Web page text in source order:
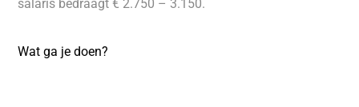
salaris bedraagt € 2.750 – 3.150.
Wat ga je doen?